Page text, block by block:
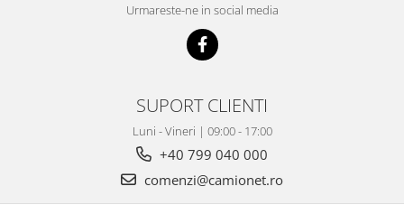
Urmareste-ne in social media
SUPORT CLIENTI
Luni - Vineri | 09:00 - 17:00
+40 799 040 000
comenzi@camionet.ro